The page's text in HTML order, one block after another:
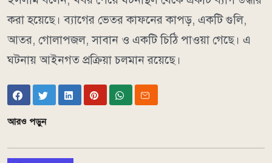
করা হয়েছে। ব্যাগের ভেতর কাফনের কাপড়, একটি গুলি,
আতর, গোলাপজল, সাবান ও একটি চিঠি পাওয়া গেছে। এ
ঘটনায় আইনগত প্রক্রিয়া চলমান রয়েছে।
আরও পড়ুন